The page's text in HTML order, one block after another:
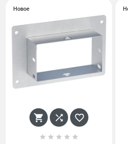
Новое
  
    